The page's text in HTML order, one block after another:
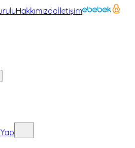
Hakkımızdaİletişim